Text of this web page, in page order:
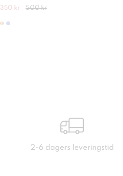
350 kr 500 kr
2-6 dagers leveringstid